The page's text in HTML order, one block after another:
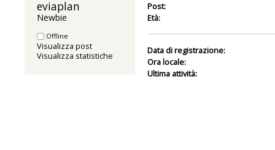
eviaplan
Newbie
Offline
Visualizza post
Visualizza statistiche
Post:
Età:
Data di registrazione:
Ora locale:
Ultima attività: